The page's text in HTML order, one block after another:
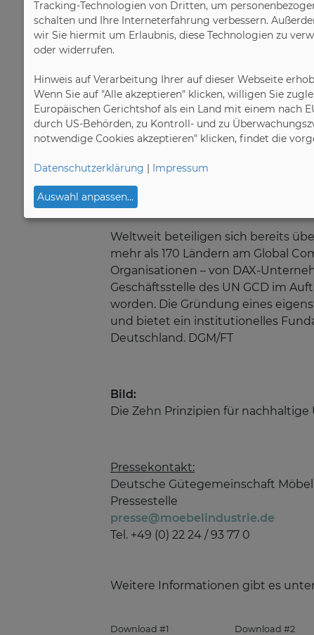
10.10.2023
Fürth. Die Deutsche
schließt sich dem UN Global
nachhaltige Entwicklung
UN für die Zusammenarbeit im
Vorsorgeprinzip im Umgang mit
nun auch dem deutschen
die nachhaltige deutsche
Transformation der Wirtschaft in
Weltweit beteiligen sich bereits
mehr als 170 Ländern am Global
Organisationen – von DAX-
Geschäftsstelle des UN GCD im
worden. Die Gründung eines
und bietet ein institutionelles
Deutschland. DGM/FT
Bild:
Die Zehn Prinzipien für
Pressekontakt:
Deutsche Gütegemeinschaft Möbel
Pressestelle
presse@moebelindustrie.de
Tel. +49 (0) 22 24 / 93 77 0
Weitere Informationen gibt es
Download #1 Download #2
Tracking-Technologien von Dritten, um
schalten und Ihre Interneterfahrung verbessern.
wir Sie hiermit um Erlaubnis, diese Technologien zu
oder widerrufen.
Hinweis auf Verarbeitung Ihrer auf dieser Webseite
Wenn Sie auf "Alle akzeptieren" klicken, willigen Sie
Europäischen Gerichtshof als ein Land mit einem nach
durch US-Behörden, zu Kontroll- und zu
notwendige Cookies akzeptieren" klicken, findet die
Datenschutzerklärung | Impressum
Auswahl anpassen...